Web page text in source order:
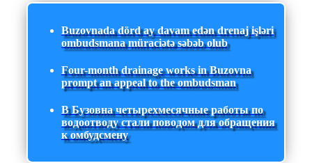
Buzovnada dörd ay davam edən drenaj işləri
ombudsmana müraciətə səbəb olub
Four-month drainage works in Buzovna
prompt an appeal to the ombudsman
В Бузовна четырехмесячные работы по
водоотводу стали поводом для обращения
к омбудсмену